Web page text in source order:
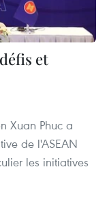
et
Xuan Phuc a
de l'ASEAN
les initiatives